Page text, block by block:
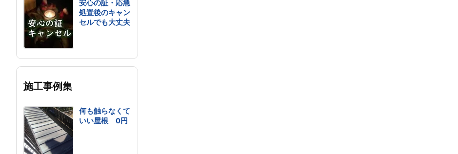
安心の証・応急
処置後のキャン
セルでも大丈夫
施工事例集
何も触らなくて
いい屋根 0円